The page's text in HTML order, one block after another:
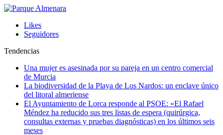
Likes
Seguidores
Tendencias
Una mujer es asesinada por su pareja en un centro comercial
de Murcia
La biodiversidad de la Playa de Los Nardos: un enclave único
del litoral almeriense
El Ayuntamiento de Lorca responde al PSOE: «El Rafael
Méndez ha reducido sus tres listas de espera (quirúrgica,
consultas externas y pruebas diagnósticas) en los últimos seis
meses